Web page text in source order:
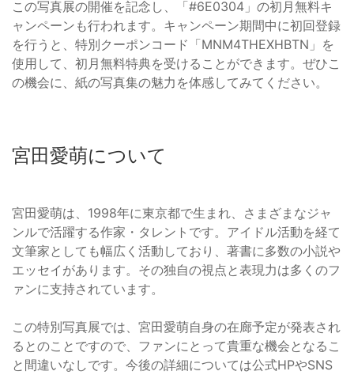
この写真展の開催を記念し、「#6E0304」の初月無料キ
ャンペーンも行われます。キャンペーン期間中に初回登録
を行うと、特別クーポンコード「MNM4THEXHBTN」を
使用して、初月無料特典を受けることができます。ぜひこ
の機会に、紙の写真集の魅力を体感してみてください。
宮田愛萌について
宮田愛萌は、1998年に東京都で生まれ、さまざまなジャ
ンルで活躍する作家・タレントです。アイドル活動を経て
文筆家としても幅広く活動しており、著書に多数の小説や
エッセイがあります。その独自の視点と表現力は多くのフ
ァンに支持されています。
この特別写真展では、宮田愛萌自身の在廊予定が発表され
るとのことですので、ファンにとって貴重な機会となるこ
と間違いなしです。今後の詳細については公式HPやSNS